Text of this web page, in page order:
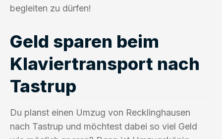
begleiten zu dürfen!
Geld sparen beim
Klaviertransport nach
Tastrup
Du planst einen Umzug von Recklinghausen
nach Tastrup und möchtest dabei so viel Geld